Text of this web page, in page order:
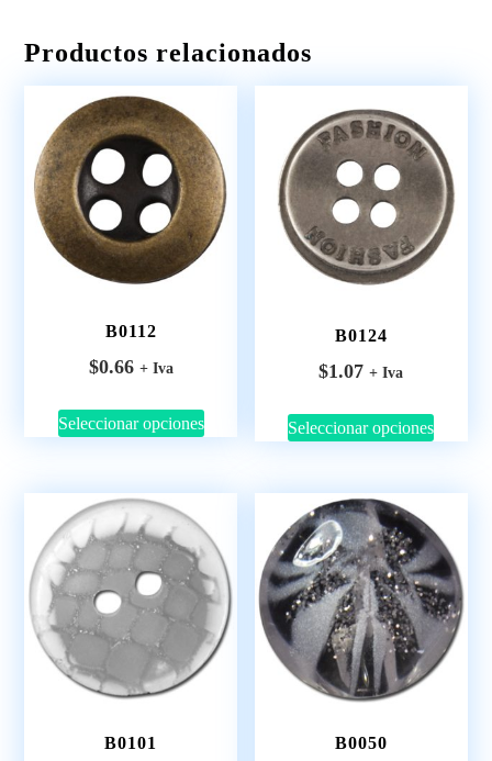
Productos relacionados
B0112
$0.66 + Iva
Seleccionar opciones
B0124
$1.07 + Iva
Seleccionar opciones
B0101 B0050